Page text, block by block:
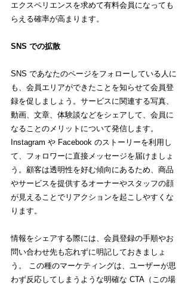
エクスペリエンスを求めて有料会員になっても
らえる確率が高まります。
SNS での拡散
SNS であなたのページをフォローしている人に
も、会員エリアができたことを知らせて会員登
録を促しましょう。サービスに関連する写真、
動画、文章、体験談などをシェアして、会員に
なることのメリットについて発信します。
Instagram や Facebook のストーリーを利用し
て、フォロワーに直接メッセージを届けましょ
う。顧客は透明性を好む傾向にあるため、商品
やサービスを提供するオーナーやスタッフの顔
が見えることでリアクションを起こしやすくな
ります。
情報をシェアする際には、会員登録の手順やお
問い合わせ先も忘れずに明記しておきましょ
う。 この種のマーケティングは、ユーザーが思
わず反応してしまうような明確な CTA（この場